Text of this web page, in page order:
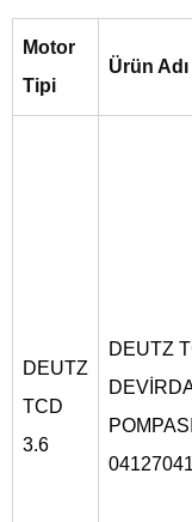
Motor
Tipi
Ürün Adı
DEUTZ
TCD
3.6
DEUTZ